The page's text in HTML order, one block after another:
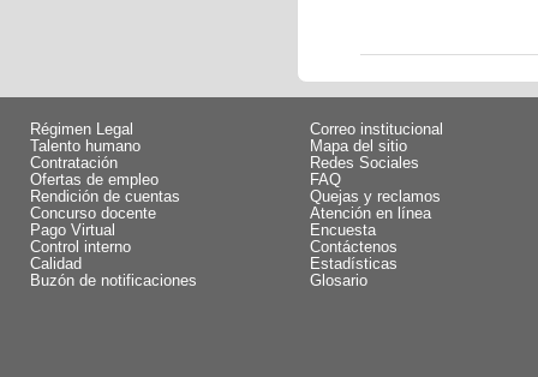
Régimen Legal
Talento humano
Contratación
Ofertas de empleo
Rendición de cuentas
Concurso docente
Pago Virtual
Control interno
Calidad
Buzón de notificaciones
Correo institucional
Mapa del sitio
Redes Sociales
FAQ
Quejas y reclamos
Atención en línea
Encuesta
Contáctenos
Estadísticas
Glosario